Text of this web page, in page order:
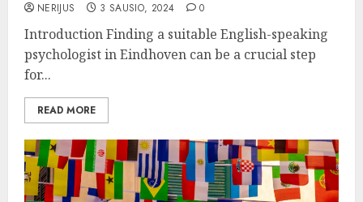
NERIJUS 3 SAUSIO, 2024 0
Introduction Finding a suitable English-speaking
psychologist in Eindhoven can be a crucial step
for...
READ MORE